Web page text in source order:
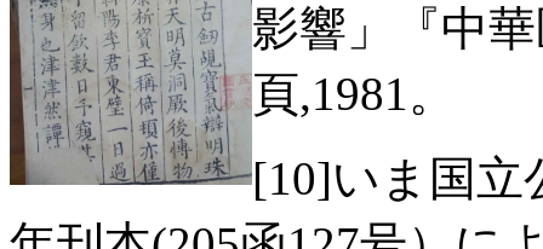
影響」『中
頁,1981。
[10]いま国立